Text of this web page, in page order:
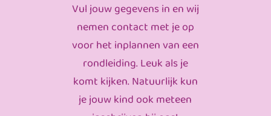
Vul jouw gegevens in en wij
nemen contact met je op
voor het inplannen van een
rondleiding. Leuk als je
komt kijken. Natuurlijk kun
je jouw kind ook meteen